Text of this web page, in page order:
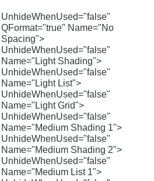
UnhideWhenUsed="false"
QFormat="true" Name="No
Spacing">
UnhideWhenUsed="false"
Name="Light Shading">
UnhideWhenUsed="false"
Name="Light List">
UnhideWhenUsed="false"
Name="Light Grid">
UnhideWhenUsed="false"
Name="Medium Shading 1">
UnhideWhenUsed="false"
Name="Medium Shading 2">
UnhideWhenUsed="false"
Name="Medium List 1">